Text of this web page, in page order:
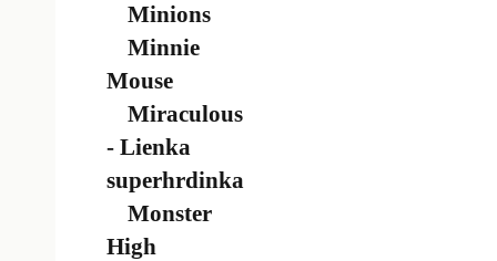
Minions
Minnie
Mouse
Miraculous
- Lienka
superhrdinka
Monster
High